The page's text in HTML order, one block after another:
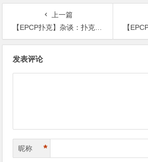
上一篇
【EPCP扑克】杂谈：扑克里的这些“潜规则”，你知道哪些？
【EPCP扑克】
发表评论
昵称 *